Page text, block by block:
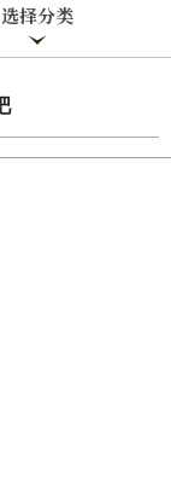
选择分类